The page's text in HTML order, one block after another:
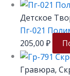
Детское
Пг-021
205,00 ₽
Гравюра,